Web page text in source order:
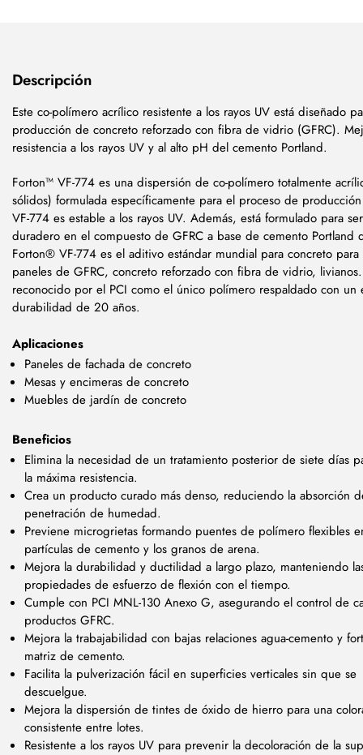
Descripción
Este co-polímero acrílico resistente a los rayos UV está diseñado
producción de concreto reforzado con fibra de vidrio (GFRC).
resistencia a los rayos UV y al alto pH del cemento Portland.
Forton™ VF-774 es una dispersión de co-polímero totalmente
sólidos) formulada específicamente para el proceso de
VF-774 es estable a los rayos UV. Además, está formulado para
duradero en el compuesto de GFRC a base de cemento Portland
Forton® VF-774 es el aditivo estándar mundial para concreto para
paneles de GFRC, concreto reforzado con fibra de vidrio, livianos.
reconocido por el PCI como el único polímero respaldado con un
durabilidad de 20 años.
Aplicaciones
Paneles de fachada de concreto
Mesas y encimeras de concreto
Muebles de jardín de concreto
Beneficios
Elimina la necesidad de un tratamiento posterior de siete días
la máxima resistencia.
Crea un producto curado más denso, reduciendo la absorción
penetración de humedad.
Previene microgrietas formando puentes de polímero flexibles
partículas de cemento y los granos de arena.
Mejora la durabilidad y ductilidad a largo plazo, manteniendo
propiedades de esfuerzo de flexión con el tiempo.
Cumple con PCI MNL-130 Anexo G, asegurando el control de
productos GFRC.
Mejora la trabajabilidad con bajas relaciones agua-cemento y
matriz de cemento.
Facilita la pulverización fácil en superficies verticales sin que se
descuelgue.
Mejora la dispersión de tintes de óxido de hierro para una
consistente entre lotes.
Resistente a los rayos UV para prevenir la decoloración de la